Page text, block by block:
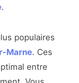
.
populaires
Marne. Ces
entre